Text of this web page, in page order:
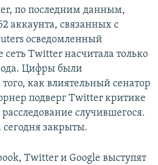
по последним данным,
аккаунта, связанных с
осведомленный
сеть Twitter насчитала только
Цифры были
как влиятельный сенатор
подверг Twitter критике
расследование случившегося.
сегодня закрыты.
Twitter и Google выступят